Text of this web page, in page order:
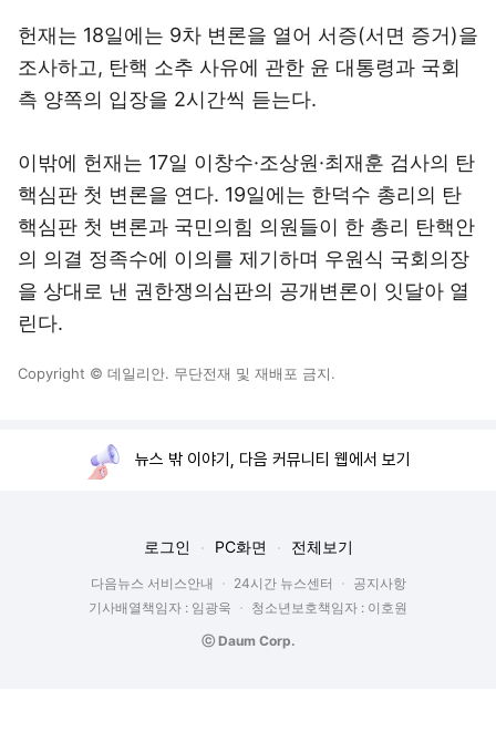
헌재는 18일에는 9차 변론을 열어 서증(서면 증거)을
조사하고, 탄핵 소추 사유에 관한 윤 대통령과 국회
측 양쪽의 입장을 2시간씩 듣는다.
이밖에 헌재는 17일 이창수·조상원·최재훈 검사의 탄
핵심판 첫 변론을 연다. 19일에는 한덕수 총리의 탄
핵심판 첫 변론과 국민의힘 의원들이 한 총리 탄핵안
의 의결 정족수에 이의를 제기하며 우원식 국회의장
을 상대로 낸 권한쟁의심판의 공개변론이 잇달아 열
린다.
Copyright © 데일리안. 무단전재 및 재배포 금지.
뉴스 밖 이야기, 다음 커뮤니티 웹에서 보기
로그인 PC화면 전체보기
다음뉴스 서비스안내 24시간 뉴스센터
공지사항
기사배열책임자 : 임광욱
청소년보호책임자 : 이호원
ⓒ Daum Corp.